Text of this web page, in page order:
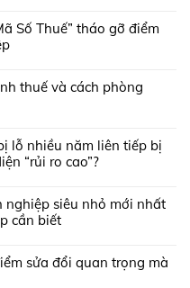
Số Thuế” tháo gỡ điểm
thuế và cách phòng
lỗ nhiều năm liên tiếp bị
“rủi ro cao”?
nghiệp siêu nhỏ mới nhất
cần biết
sửa đổi quan trọng mà